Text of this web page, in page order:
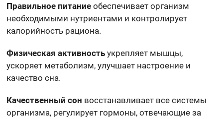
Правильное питание обеспечивает организм
необходимыми нутриентами и контролирует
калорийность рациона.
Физическая активность укрепляет мышцы,
ускоряет метаболизм, улучшает настроение и
качество сна.
Качественный сон восстанавливает все системы
организма, регулирует гормоны, отвечающие за